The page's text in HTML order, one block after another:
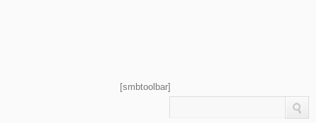
[smbtoolbar]